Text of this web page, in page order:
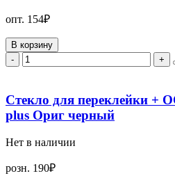
опт. 154₽
В корзину
-
+
Стекло для переклейки +
plus Ориг черный
Нет в наличии
розн. 190₽